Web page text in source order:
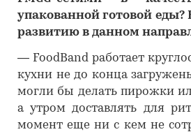
упакованной готовой еды?
развитию в данном
― FoodBand работает
кухни не до конца
могли бы делать пирожки
а утром доставлять для
момент еще ни с кем не